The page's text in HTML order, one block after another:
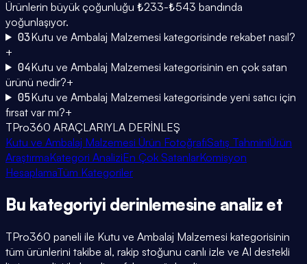
Ürünlerin büyük çoğunluğu ₺233-₺543 bandında
yoğunlaşıyor.
03Kutu ve Ambalaj Malzemesi kategorisinde rekabet nasıl?
+
04Kutu ve Ambalaj Malzemesi kategorisinin en çok satan
ürünü nedir?+
05Kutu ve Ambalaj Malzemesi kategorisinde yeni satıcı için
fırsat var mı?+
TPro360 ARAÇLARIYLA DERİNLEŞ
Kutu ve Ambalaj Malzemesi Ürün FotoğrafıSatış TahminiÜrün
AraştırmaKategori AnaliziEn Çok SatanlarKomisyon
HesaplamaTüm Kategoriler
Bu kategoriyi derinlemesine analiz et
TPro360 paneli ile Kutu ve Ambalaj Malzemesi kategorisinin
tüm ürünlerini takibe al, rakip stoğunu canlı izle ve AI destekli